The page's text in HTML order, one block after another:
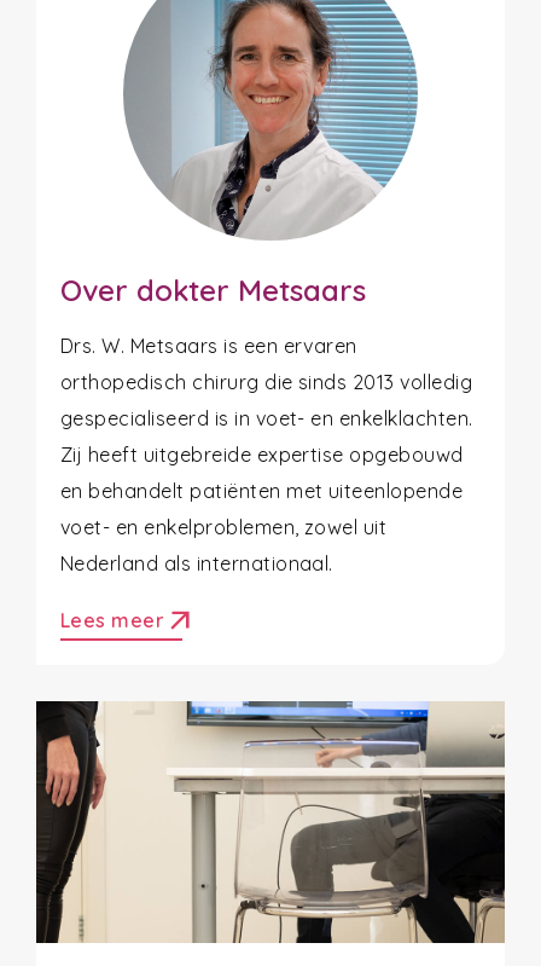
Over dokter Metsaars
Drs. W. Metsaars is een ervaren
orthopedisch chirurg die sinds 2013 volledig
gespecialiseerd is in voet- en enkelklachten.
Zij heeft uitgebreide expertise opgebouwd
en behandelt patiënten met uiteenlopende
voet- en enkelproblemen, zowel uit
Nederland als internationaal.
Lees meer arrow_outward